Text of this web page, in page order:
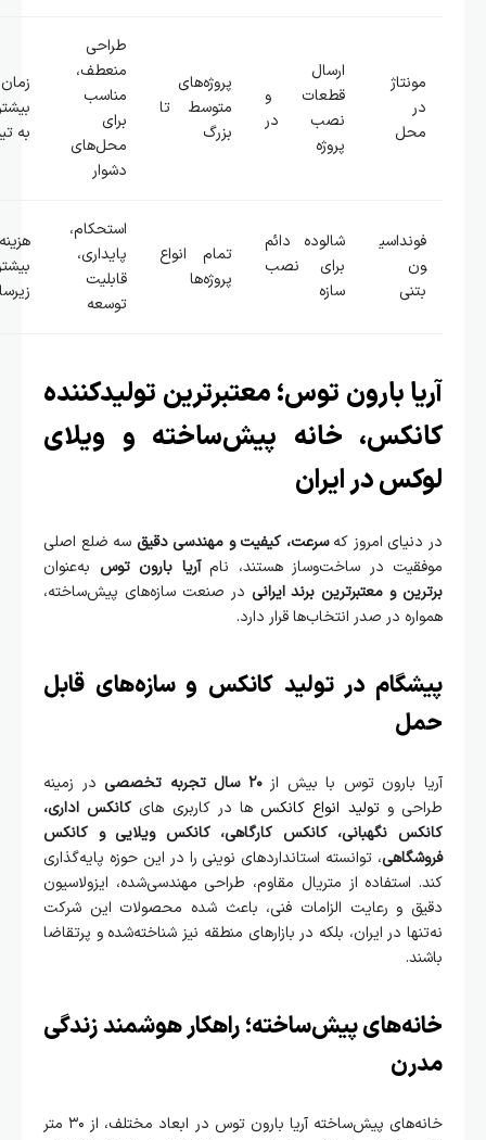
ارسال
قطعات و
نصب در
پروژه
متوسط تا
بزرگ
منعطف،
مناسب
زمان اجرای
بیشتر، نیاز
به تیم نصب
شالوده دائم
برای نصب
سازه
تمام انواع
پروژه‌ها
پایداری،
قابلیت
هزینه و زمان
بیشتر در فاز
زیرساخت
بارون توس؛ معتبرترین تولیدکننده
خانه پیش‌ساخته و ویلای
در ایران
امروز کهسرعت، کیفیت و مهندسی دقیقسه ضلع اصلی
در ساخت‌وساز هستند، نامآریا بارون توسبه‌عنوان
و معتبرترین برند ایرانی در صنعت سازه‌های پیش‌ساخته،
در صدر انتخاب‌ها قرار دارد.
در تولید کانکس و سازه‌های قابل
بارون توس با بیش از۲۰ سال تجربه تخصصی
در زمینه
تولید انواع کانکسها در کاربری هایکانکس اداری،
نگهبانی، کانکس کارگاهی، کانکس ویلایی و کانکس
، توانسته استانداردهای نوینی را در این حوزه پایه‌گذاری
استفاده از متریال مقاوم، طراحی مهندسی‌شده، ایزولاسیون
و رعایت الزامات فنی، باعث شده محصولات این شرکت
در ایران، بلکه در بازارهای منطقه نیز شناخته‌شده و پرتقاضا
پیش‌ساخته؛ راهکار هوشمند زندگی
خانه‌های پیش‌ساخته آریا بارون توس در ابعاد مختلف، از ۳۰ متر